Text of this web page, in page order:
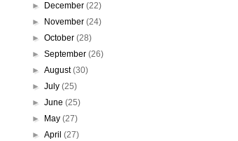
►
December (22)
►
November (24)
► October (28)
► September (26)
► August(30)
► July (25)
► June (25)
►
May (27)
► April (27)